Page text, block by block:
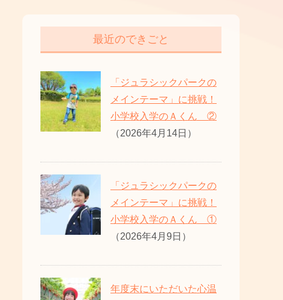
最近のできごと
「ジュラシックパークの
メインテーマ」に挑戦！
小学校入学のＡくん ②
（2026年4月14日）
「ジュラシックパークの
メインテーマ」に挑戦！
小学校入学のＡくん ①
（2026年4月9日）
年度末にいただいた心温